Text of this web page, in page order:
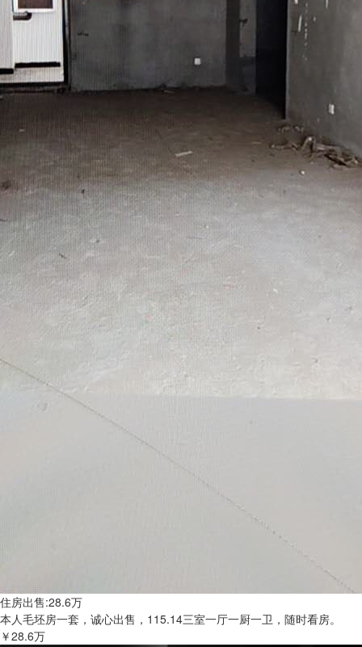
住房出售:28.6万
本人毛坯房一套，诚心出售，115.14三室一厅一厨一卫，随时看房。
￥28.6万